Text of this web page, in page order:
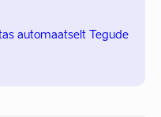
automaatselt Tegude